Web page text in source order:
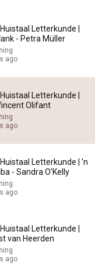
| Maaltyd - P.J.
Letterkunde |
- Petra Müller
ago
Letterkunde |
Olifant
ago
Letterkunde | 'n
- Sandra O'Kelly
ago
Letterkunde |
van Heerden
ago